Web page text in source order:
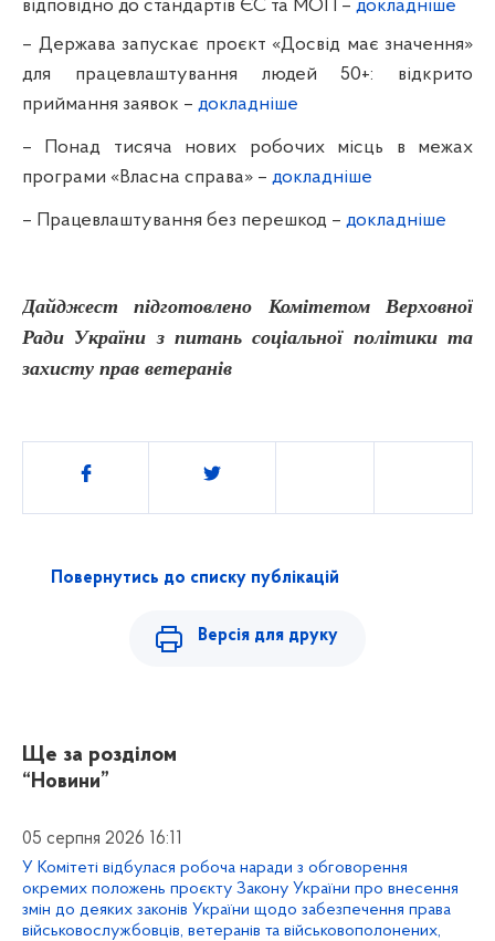
відповідно до стандартів ЄС та МОП – докладніше
– Держава запускає проєкт «Досвід має значення»
для працевлаштування людей 50+: відкрито
приймання заявок – докладніше
– Понад тисяча нових робочих місць в межах
програми «Власна справа» – докладніше
– Працевлаштування без перешкод – докладніше
Дайджест підготовлено Комітетом Верховної
Ради України з питань соціальної політики та
захисту прав ветеранів
Поділитись
Повернутись до списку публікацій
Версія для друку
Ще за розділом
“Новини”
05 серпня 2026 16:11
У Комітеті відбулася робоча наради з обговорення
окремих положень проєкту Закону України про внесення
змін до деяких законів України щодо забезпечення права
військовослужбовців, ветеранів та військовополонених,